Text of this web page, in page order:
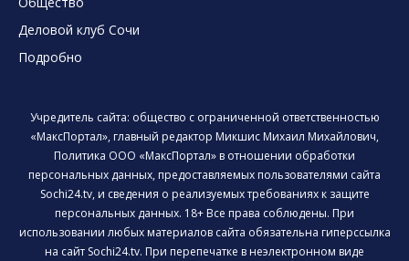
Деловой клуб Сочи
Подробно
Учредитель сайта: общество с ограниченной ответственностью
«МаксПортал», главный редактор Микшис Михаил Михайлович,
Политика ООО «МаксПортал» в отношении обработки
персональных данных, предоставляемых пользователями сайта
Sochi24.tv, и сведения о реализуемых требованиях к защите
персональных данных. 18+ Все права соблюдены. При
использовании любых материалов сайта обязательна гиперссылка
на сайт Sochi24.tv. При перепечатке в неэлектронном виде